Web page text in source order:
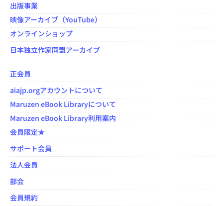
出版事業
映像アーカイブ（YouTube）
オンラインショップ
日本独立作家同盟アーカイブ
正会員
aiajp.orgアカウントについて
Maruzen eBook Libraryについて
Maruzen eBook Library利用案内
会員限定★
サポート会員
法人会員
部会
会員規約